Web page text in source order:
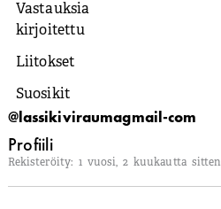
Vastauksia
kirjoitettu
Liitokset
Suosikit
@lassikiviraumagmail-com
Profiili
Rekisteröity: 1 vuosi, 2 kuukautta sitten